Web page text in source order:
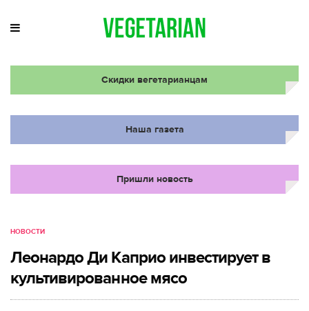
Скидки вегетарианцам
Наша газета
Пришли новость
НОВОСТИ
Леонардо Ди Каприо инвестирует в
культивированное мясо